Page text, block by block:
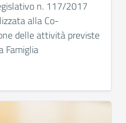
n. 117/2017
alla Co-
delle attività previste
Famiglia